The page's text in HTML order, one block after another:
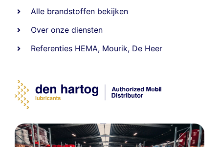
Alle brandstoffen bekijken
Over onze diensten
Referenties HEMA, Mourik, De Heer